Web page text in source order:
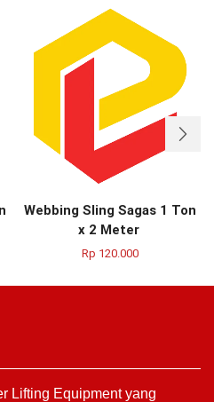
Webbing Sling Sagas 1 Ton
x 2 Meter
Rp 120.000
Lifting Equipment yang